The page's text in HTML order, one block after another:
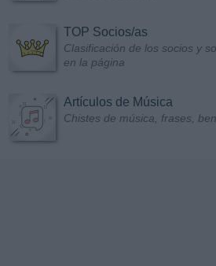
TOP Socios/as
Clasificación de los socios y
en la página
Artículos de Música
Chistes de música, frases,